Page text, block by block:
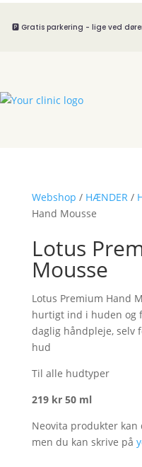
🅿️ Gratis parkering - lige ved
Webshop / HÆNDER/
Hand Mousse
Lotus
Mousse
Lotus Premium Hand
hurtigt ind i huden og
daglig håndpleje, selv
hud
Til alle hudtyper
219 kr 50 ml
Neovita produkter
men du kan skrive på